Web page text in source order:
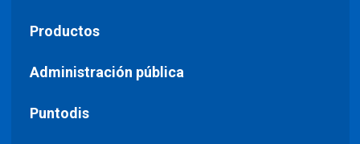
Productos
Administración pública
Puntodis